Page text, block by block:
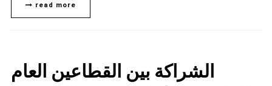
read more
الشراكة بين القطاعين العام